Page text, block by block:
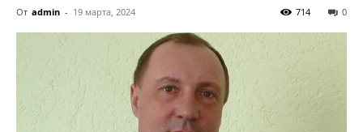
От admin - 19 марта, 2024 0
714